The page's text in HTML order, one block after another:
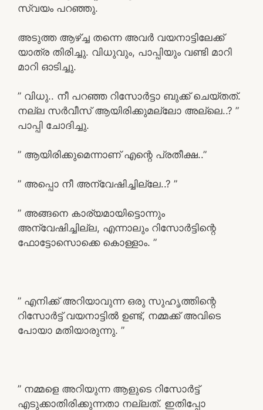
സ്വയം പറഞ്ഞു.
അടുത്ത ആഴ്ച്ച തന്നെ അവർ വയനാട്ടിലേക്ക്
യാത്ര തിരിച്ചു. വിധുവും, പാപ്പിയും വണ്ടി മാറി
മാറി ഓടിച്ചു.
” വിധു.. നീ പറഞ്ഞ റിസോർട്ടാ ബുക്ക്‌ ചെയ്തത്.
നല്ല സർവീസ് ആയിരിക്കുമല്ലോ അല്ലെ..? ”
പാപ്പി ചോദിച്ചു.
” ആയിരിക്കുമെന്നാണ് എന്റെ പ്രതീക്ഷ..”
” അപ്പൊ നീ അന്വേഷിച്ചില്ലേ..? ”
” അങ്ങനെ കാര്യമായിട്ടൊന്നും
അന്വേഷിച്ചില്ല, എന്നാലും റിസോർട്ടിന്റെ
ഫോട്ടോസൊക്കെ കൊള്ളാം. ”
” എനിക്ക് അറിയാവുന്ന ഒരു സുഹൃത്തിന്റെ
റിസോർട്ട് വയനാട്ടിൽ ഉണ്ട്, നമ്മക്ക് അവിടെ
പോയാ മതിയാരുന്നു. ”
” നമ്മളെ അറിയുന്ന ആളുടെ റിസോർട്ട്
എടുക്കാതിരിക്കുന്നതാ നല്ലത്. ഇതിപ്പോ